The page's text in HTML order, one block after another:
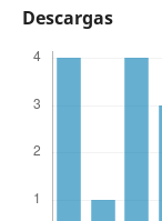
Descargas